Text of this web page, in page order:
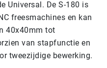
Universal. De S-180 is
freesmachines en kan
40x40mm tot
van stapfunctie en
tweezijdige bewerking.